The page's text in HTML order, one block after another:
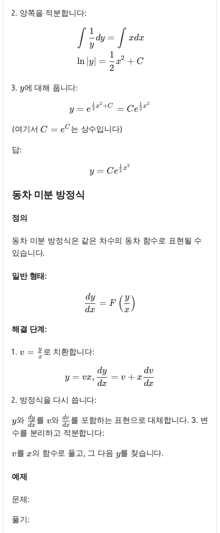
양쪽을 적분합니다:
\begin{aligned} & \int
∫ y
1
dy = ∫ xdx
ln y∣ =
2
1
x2 + C
y
y에 대해 풉니다:
y=e^{\frac{1}{2}
y = e 2
1 x2 +C = Ce 2
1 x2
(여기서 C=e^C
C = eC 는 상수입니다)
답:
y=C e^{\frac{1}{2} x^2}
y = Ce 2
1 x2
동차 미분 방정식
정의
동차 미분 방정식은 같은 차수의 동차 함수로 표현될 수
있습니다.
일반 형태:
\frac{d y}{d
dx
dy
= F ( x
y )
해결 단계:
v=\frac{y}{x}
v = x
y 로 치환합니다:
y=v x, \frac{d y}{d
y = vx,
dx
dy
= v + x
dx
dv
방정식을 다시 씁니다:
y
y와 \frac{d y}{d x}
dx
dy 를 v
v와 \frac{d v}{d x}
dx
dv 를 포함하는 표현으로 대체합니다. 3. 변
수를 분리하고 적분합니다:
v
v를x
x의 함수로 풀고, 그 다음 y
y를 찾습니다.
예제
문제:
풀기: